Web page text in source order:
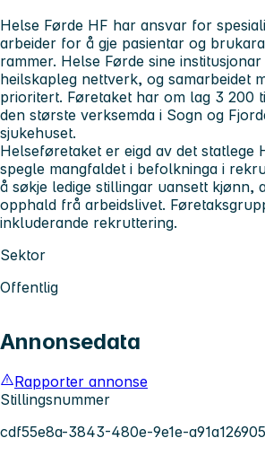
Helse Førde HF har ansvar for
arbeider for å gje pasientar og
rammer. Helse Førde sine
heilskapleg nettverk, og samarbeidet
prioritert. Føretaket har om lag 3 200
den største verksemda i Sogn og
sjukehuset.
Helseføretaket er eigd av det statlege
spegle mangfaldet i befolkninga i
å søkje ledige stillingar uansett
opphald frå arbeidslivet.
inkluderande rekruttering.
Sektor
Offentlig
Annonsedata
Rapporter annonse
Stillingsnummer
cdf55e8a-3843-480e-9e1e-